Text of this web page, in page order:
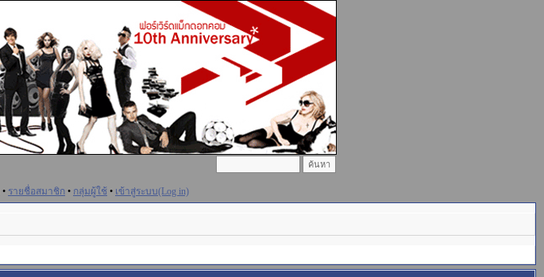
• รายชื่อสมาชิก • กลุ่มผู้ใช้ • เข้าสู่ระบบ(Log in)